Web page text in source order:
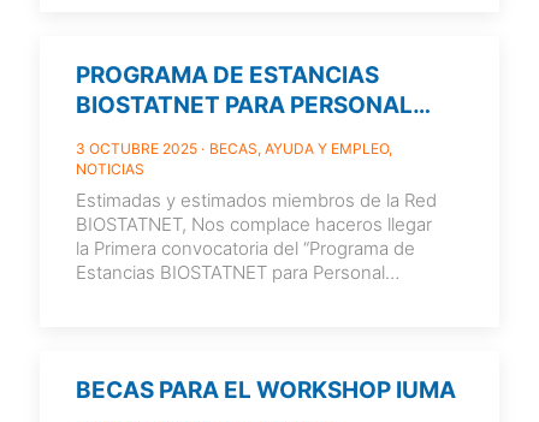
PROGRAMA DE ESTANCIAS
BIOSTATNET PARA PERSONAL
2025/2026
3 OCTUBRE 2025
BECAS, AYUDA Y EMPLEO
NOTICIAS
Estimadas y estimados miembros de la Red
BIOSTATNET, Nos complace haceros llegar
la Primera convocatoria del “Programa de
Estancias BIOSTATNET para Personal
BECAS PARA EL WORKSHOP IUMA